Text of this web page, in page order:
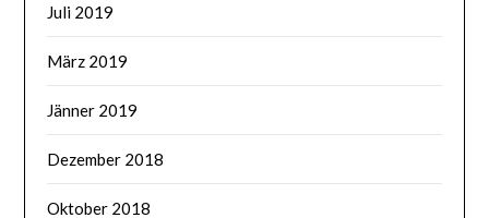
Juli 2019
März 2019
Jänner 2019
Dezember 2018
Oktober 2018